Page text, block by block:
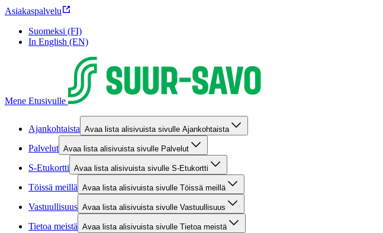
Asiakaspalvelu
Suomeksi (FI)
In English (EN)
Mene Etusivulle
Ajankohtaista Avaa lista alisivuista sivulle Ajankohtaista
Palvelut Avaa lista alisivuista sivulle Palvelut
S-Etukortti Avaa lista alisivuista sivulle S-Etukortti
Töissä meillä Avaa lista alisivuista sivulle Töissä meillä
Vastuullisuus Avaa lista alisivuista sivulle Vastuullisuus
Tietoa meistä Avaa lista alisivuista sivulle Tietoa meistä